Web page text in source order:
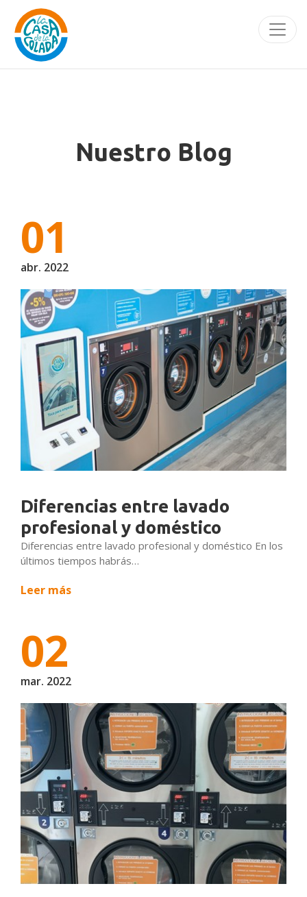
Nuestro Blog
01
abr. 2022
Diferencias entre lavado
profesional y doméstico
Diferencias entre lavado profesional y doméstico En los
últimos tiempos habrás…
Leer más
02
mar. 2022